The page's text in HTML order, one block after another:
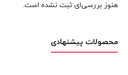
هنوز بررسی‌ای ثبت نشده است.
محصولات پیشنهادی